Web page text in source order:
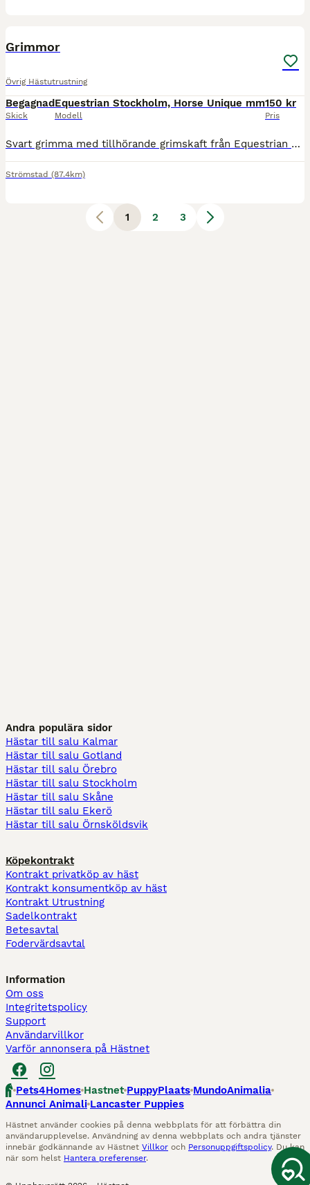
Grimmor
Övrig Hästutrustning
Begagnad
Skick
Equestrian Stockholm, Horse Unique mm
Modell
150 kr
Pris
Svart grimma med tillhörande grimskaft från Equestrian Stockholm, storlek FULL. 280 kr Lila grimma från Hööks, storlek FULL. 100 kr Beige grimma från Hööks, storlek FULL. 70 kr Grön grimma med
Strömstad (87.4km)
1 2 3
Andra populära sidor
Hästar till salu Kalmar
Hästar till salu Gotland
Hästar till salu Örebro
Hästar till salu Stockholm
Hästar till salu Skåne
Hästar till salu Ekerö
Hästar till salu Örnsköldsvik
Köpekontrakt
Kontrakt privatköp av häst
Kontrakt konsumentköp av häst
Kontrakt Utrustning
Sadelkontrakt
Betesavtal
Fodervärdsavtal
Information
Om oss
Integritetspolicy
Support
Användarvillkor
Varför annonsera på Hästnet
Pets4Homes Hastnet PuppyPlaats MundoAnimalia
Annunci Animali Lancaster Puppies
Hästnet använder cookies på denna webbplats för att förbättra din
användarupplevelse. Användning av denna webbplats och andra tjänster
innebär godkännande av Hästnet Villkor och Personuppgiftspolicy. Du kan
när som helst Hantera preferenser.